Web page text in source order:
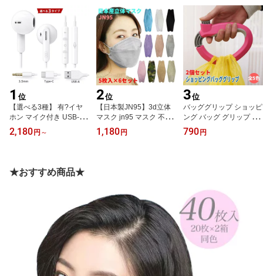
1 位
【選べる3種】 有?イヤ
ホン マイク付き USB-A
(DAC内蔵/2.3m) Type-C
(DAC内蔵/1.5m) 3.5mm
給PC iPhone15 Android
WEB会議 テレワーク リ
2,180 円 ～
2位
【日本製JN95】3d立体
マスク jn95 マスク 不織
布 個別包装 メーカー直
送 立体 日本製 人気 不織
ウイルス 10色 5枚入 個
別包装【5枚x6袋 30枚】
1,180 円
3位
バッググリップ ショッピ
ング バッグ グリップ お
買い得 2個セット おすす
め カラビナ グリップ ア
リーン パープル ブルー
軽量 ABS素材 送料無料
790 円
★おすすめ商品★